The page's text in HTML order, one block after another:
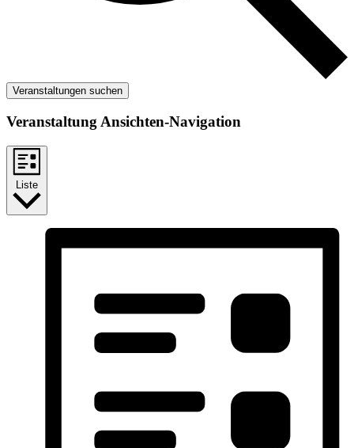
Veranstaltungen suchen
Veranstaltung Ansichten-Navigation
Liste